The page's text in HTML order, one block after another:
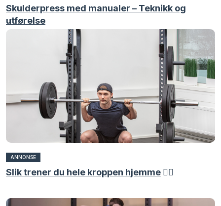
Skulderpress med manualer – Teknikk og
utførelse
ANNONSE
Slik trener du hele kroppen hjemme 🏋️‍♀️